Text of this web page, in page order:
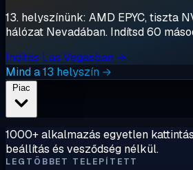
13. helyszínünk: AMD EPYC, tiszta
hálózat Nevadában. Indítsd 60
Indítás Las Vegasban →
Mind a 13 helyszín →
1000+ alkalmazás egyetlen
beállítás és vesződség nélkül.
LEGTÖBBET TELEPÍTETT